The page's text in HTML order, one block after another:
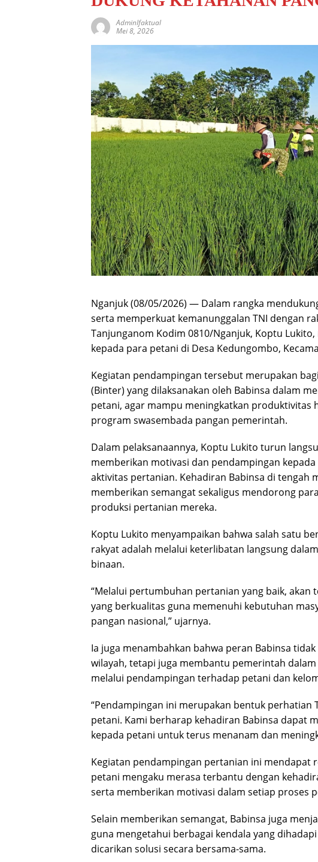
AdminIfaktual
Mei 8, 2026
Nganjuk (08/05/2026) — Dalam rangka
serta memperkuat kemanunggalan TNI dengan
Tanjunganom Kodim 0810/Nganjuk, Koptu
kepada para petani di Desa Kedungombo,
Kegiatan pendampingan tersebut merupakan
(Binter) yang dilaksanakan oleh Babinsa dalam
petani, agar mampu meningkatkan produktivitas
program swasembada pangan pemerintah.
Dalam pelaksanaannya, Koptu Lukito turun
memberikan motivasi dan pendampingan
aktivitas pertanian. Kehadiran Babinsa di tengah
memberikan semangat sekaligus mendorong
produksi pertanian mereka.
Koptu Lukito menyampaikan bahwa salah satu
rakyat adalah melalui keterlibatan langsung
binaan.
“Melalui pertumbuhan pertanian yang baik,
yang berkualitas guna memenuhi kebutuhan
pangan nasional,” ujarnya.
Ia juga menambahkan bahwa peran Babinsa
wilayah, tetapi juga membantu pemerintah
melalui pendampingan terhadap petani dan
“Pendampingan ini merupakan bentuk perhatian
petani. Kami berharap kehadiran Babinsa dapat
kepada petani untuk terus menanam dan
Kegiatan pendampingan pertanian ini mendapat
petani mengaku merasa terbantu dengan
serta memberikan motivasi dalam setiap proses
Selain memberikan semangat, Babinsa juga
guna mengetahui berbagai kendala yang
dicarikan solusi secara bersama-sama.